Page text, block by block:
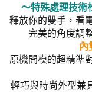
～特殊處理技術
釋放你的雙手，看
完美的角度調
內
原機開模的超精準
輕巧與時尚外型兼